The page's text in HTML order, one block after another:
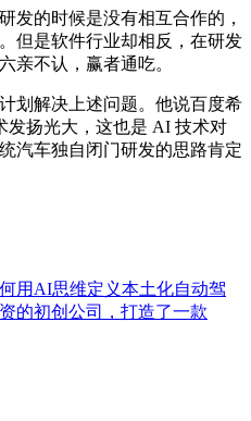
的时候是没有相互合作的，
但是软件行业却相反，在研发
亲不认，赢者通吃。
解决上述问题。他说百度希
发扬光大，这也是 AI 技术对
汽车独自闭门研发的思路肯定
用AI思维定义本土化自动驾
的初创公司，打造了一款